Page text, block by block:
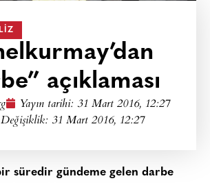
açıklaması
Yayın tarihi: 31 Mart 2016, 12:27
31 Mart 2016, 12:27
süredir gündeme gelen darbe